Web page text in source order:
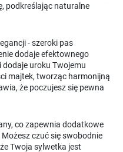
podkreślając naturalne
- szeroki pas
dodaje efektownego
uroku Twojemu
majtek, tworząc harmonijną
że poczujesz się pewna
co zapewnia dodatkowe
czuć się swobodnie
Twoja sylwetka jest